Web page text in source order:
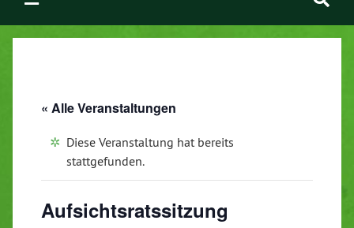
« Alle Veranstaltungen
Diese Veranstaltung hat bereits
stattgefunden.
Aufsichtsratssitzung